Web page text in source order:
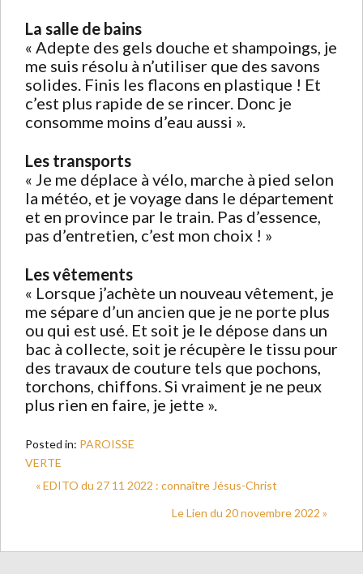
La salle de bains
« Adepte des gels douche et shampoings, je
me suis résolu à n’utiliser que des savons
solides. Finis les flacons en plastique ! Et
c’est plus rapide de se rincer. Donc je
consomme moins d’eau aussi ».
Les transports
« Je me déplace à vélo, marche à pied selon
la météo, et je voyage dans le département
et en province par le train. Pas d’essence,
pas d’entretien, c’est mon choix ! »
Les vêtements
« Lorsque j’achète un nouveau vêtement, je
me sépare d’un ancien que je ne porte plus
ou qui est usé. Et soit je le dépose dans un
bac à collecte, soit je récupère le tissu pour
des travaux de couture tels que pochons,
torchons, chiffons. Si vraiment je ne peux
plus rien en faire, je jette ».
Posted in: PAROISSE
VERTE
« EDITO du 27 11 2022 : connaître Jésus-Christ
Le Lien du 20 novembre 2022 »